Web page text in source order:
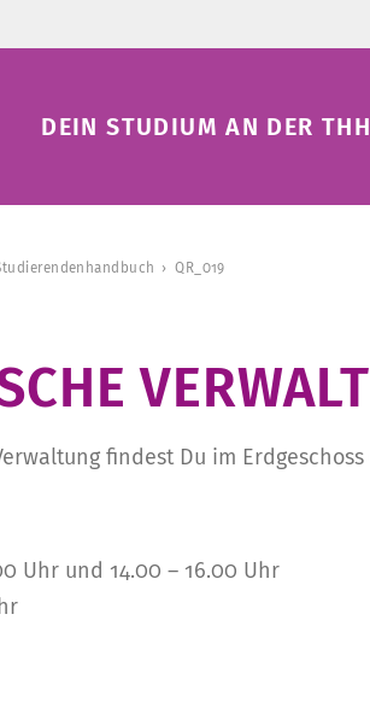
DEIN STUDIUM AN DER
QR_019
findest Du im Erdgeschoss
Uhr und 14.00 – 16.00 Uhr